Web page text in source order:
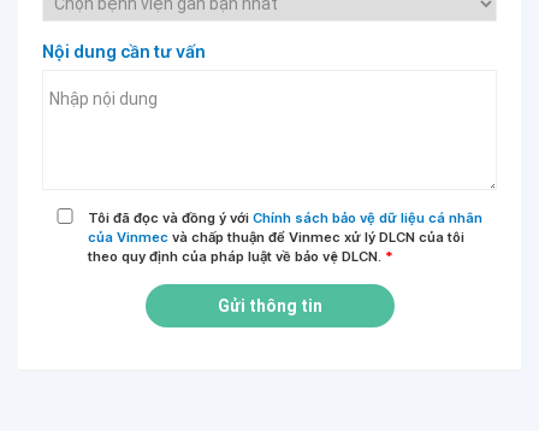
Nội dung cần tư vấn
Tôi đã đọc và đồng ý với Chính sách bảo vệ dữ liệu cá nhân
của Vinmec và chấp thuận để Vinmec xử lý DLCN của tôi
theo quy định của pháp luật về bảo vệ DLCN. *
Gửi thông tin